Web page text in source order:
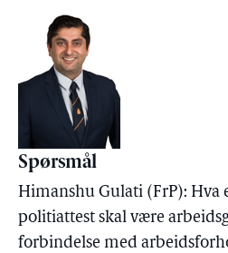
Spørsmål
Himanshu Gulati (FrP): Hva
politiattest skal være
forbindelse med